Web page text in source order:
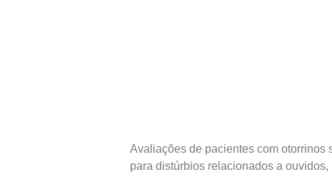
Avaliações de pacientes com otorrinos
para distúrbios relacionados a